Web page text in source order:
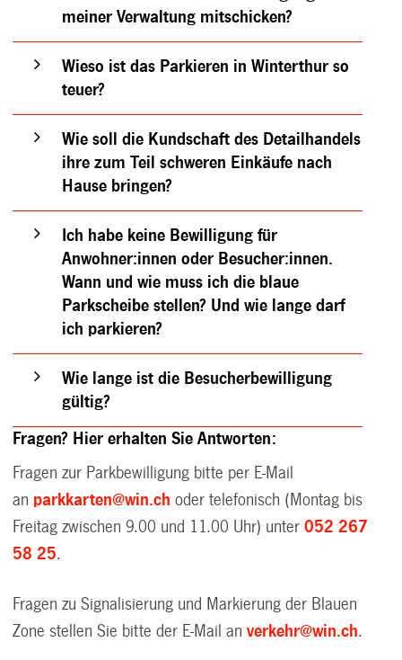
meiner Verwaltung mitschicken?
Wieso ist das Parkieren in Winterthur so
teuer?
Wie soll die Kundschaft des Detailhandels
ihre zum Teil schweren Einkäufe nach
Hause bringen?
Ich habe keine Bewilligung für
Anwohner:innen oder Besucher:innen.
Wann und wie muss ich die blaue
Parkscheibe stellen? Und wie lange darf
ich parkieren?
Wie lange ist die Besucherbewilligung
gültig?
Fragen? Hier erhalten Sie Antworten:
Fragen zur Parkbewilligung bitte per E-Mail
an parkkarten@win.ch oder telefonisch (Montag bis
Freitag zwischen 9.00 und 11.00 Uhr) unter052 267
58 25.
Fragen zu Signalisierung und Markierung der Blauen
Zone stellen Sie bitte der E-Mail anverkehr@win.ch.